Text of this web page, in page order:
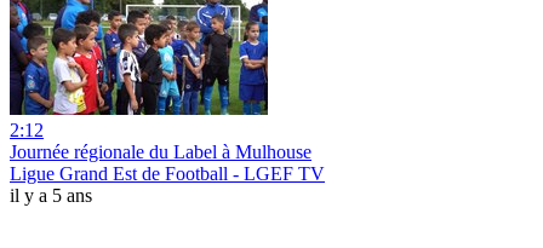
2:12
Journée régionale du Label à Mulhouse
Ligue Grand Est de Football - LGEF TV
il y a 5 ans